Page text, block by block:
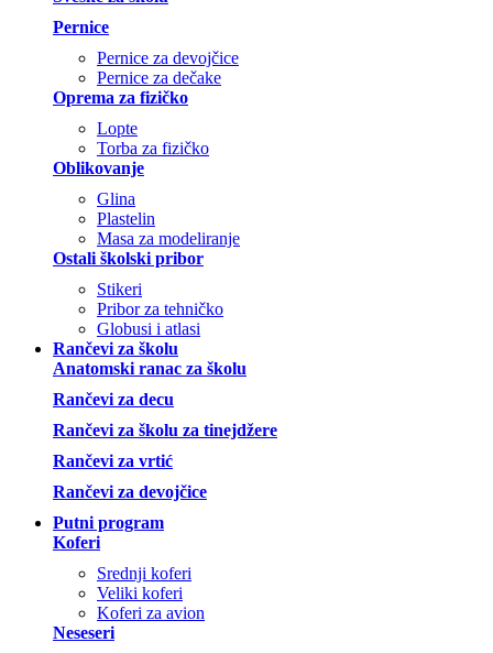
Pernice
Pernice za devojčice
Pernice za dečake
Oprema za fizičko
Lopte
Torba za fizičko
Oblikovanje
Glina
Plastelin
Masa za modeliranje
Ostali školski pribor
Stikeri
Pribor za tehničko
Globusi i atlasi
Rančevi za školu
Anatomski ranac za školu
Rančevi za decu
Rančevi za školu za tinejdžere
Rančevi za vrtić
Rančevi za devojčice
Putni program
Koferi
Srednji koferi
Veliki koferi
Koferi za avion
Neseseri